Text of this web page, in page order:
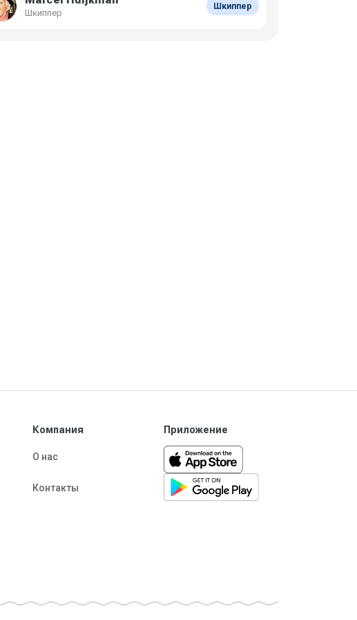
Шкиппер
Шкиппер
Компания
О нас
Контакты
Приложение